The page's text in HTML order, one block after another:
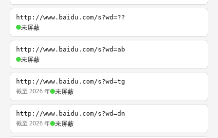
http://www.baidu.com/s?wd=??
未屏蔽
http://www.baidu.com/s?wd=ab
未屏蔽
http://www.baidu.com/s?wd=tg
截至 2026 年 未屏蔽
http://www.baidu.com/s?wd=dn
截至 2026 年 未屏蔽